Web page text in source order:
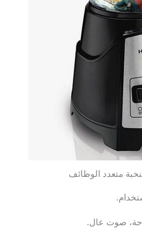
متعدد الوظائف
صوت عال.